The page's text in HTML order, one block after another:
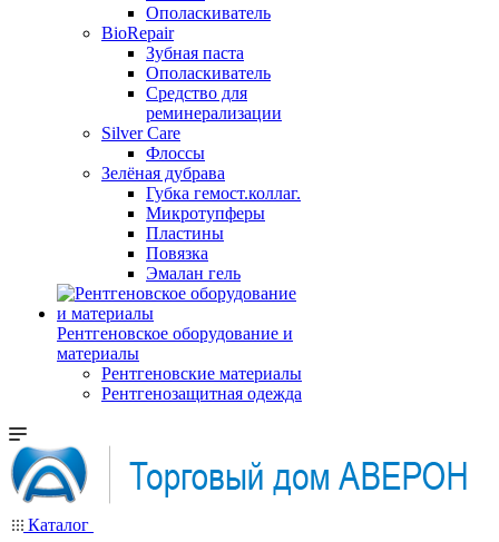
Ополаскиватель
BioRepair
Зубная паста
Ополаскиватель
Средство для
реминерализации
Silver Care
Флоссы
Зелёная дубрава
Губка гемост.коллаг.
Микротупферы
Пластины
Повязка
Эмалан гель
Рентгеновское оборудование и
материалы
Рентгеновские материалы
Рентгенозащитная одежда
Каталог